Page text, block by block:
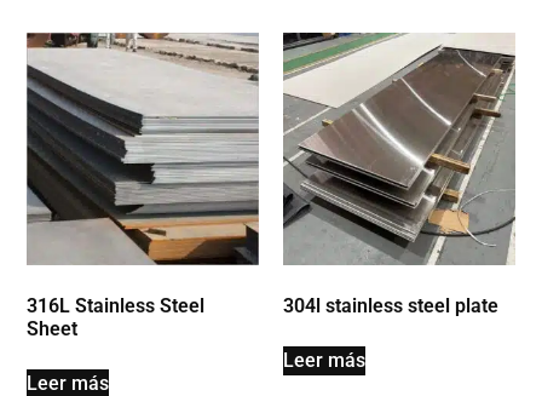
316L Stainless Steel
Sheet
Leer más
304l stainless steel plate
Leer más